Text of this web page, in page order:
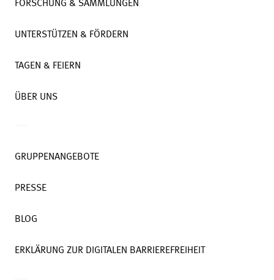
FORSCHUNG & SAMMLUNGEN
UNTERSTÜTZEN & FÖRDERN
TAGEN & FEIERN
ÜBER UNS
GRUPPENANGEBOTE
PRESSE
BLOG
ERKLÄRUNG ZUR DIGITALEN BARRIEREFREIHEIT